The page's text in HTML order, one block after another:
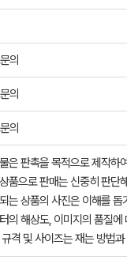
의
의
의
은 판촉을 목적으로 제작하
품으로 판매는 신중히 판단
는 상품의 사진은 이해를
의 해상도, 이미지의 품질
격 및 사이즈는 재는 방법